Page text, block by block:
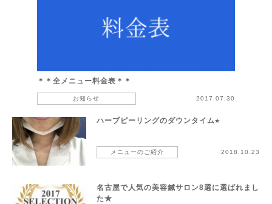
＊＊全メニュー料金表＊＊
お知らせ 2017.07.30
ハーブピーリングのダウンタイム⭐︎
メニューのご紹介 2018.10.23
名古屋で人気の美容鍼サロン8選に選ばれまし
た★